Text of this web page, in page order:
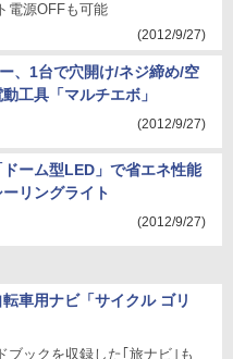
電源OFFも可能
(2012/9/27)
、1台で穴開け/ネジ締め/空
工具「マルチエボ」
(2012/9/27)
ドーム型LED」で省エネ性能
リングライト
(2012/9/27)
車用ナビ「サイクル ゴリ
ブックを収録した｢旅ナビ｣も